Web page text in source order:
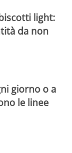
light:
da non
giorno o a
le linee